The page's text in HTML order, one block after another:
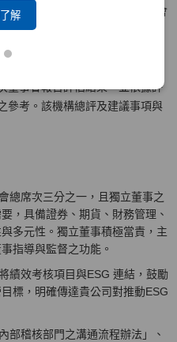
解內部控制及風險管理、7.董事會
統等8大項構面二十題指標內
效能。該機構及執行專家與本
11/29提出評估報告。本公司
董事會報告評估結果，並依據評
參考。該機構總評及建議事項與
總席次三分之一，且獨立董事之
，具備證券、期貨、財務管理、
多元性。獨立董事積極當責，主
指導與監督之功能。
績效考核項目與ESG 連結，鼓勵
標，明確傳達貴公司對推動ESG
部稽核部門之溝通流程辦法」、